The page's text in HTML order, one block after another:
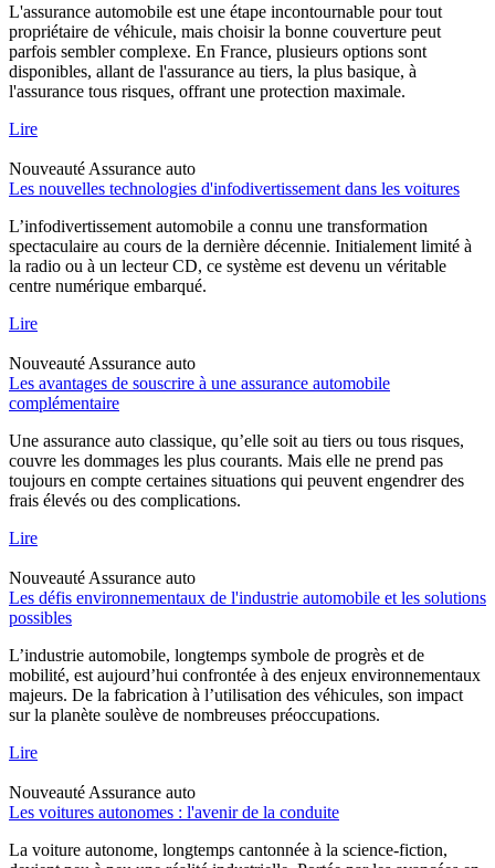
L'assurance automobile est une étape incontournable pour tout
propriétaire de véhicule, mais choisir la bonne couverture peut
parfois sembler complexe. En France, plusieurs options sont
disponibles, allant de l'assurance au tiers, la plus basique, à
l'assurance tous risques, offrant une protection maximale.
Lire
Nouveauté Assurance auto
Les nouvelles technologies d'infodivertissement dans les voitures
L’infodivertissement automobile a connu une transformation
spectaculaire au cours de la dernière décennie. Initialement limité à
la radio ou à un lecteur CD, ce système est devenu un véritable
centre numérique embarqué.
Lire
Nouveauté Assurance auto
Les avantages de souscrire à une assurance automobile
complémentaire
Une assurance auto classique, qu’elle soit au tiers ou tous risques,
couvre les dommages les plus courants. Mais elle ne prend pas
toujours en compte certaines situations qui peuvent engendrer des
frais élevés ou des complications.
Lire
Nouveauté Assurance auto
Les défis environnementaux de l'industrie automobile et les solutions
possibles
L’industrie automobile, longtemps symbole de progrès et de
mobilité, est aujourd’hui confrontée à des enjeux environnementaux
majeurs. De la fabrication à l’utilisation des véhicules, son impact
sur la planète soulève de nombreuses préoccupations.
Lire
Nouveauté Assurance auto
Les voitures autonomes : l'avenir de la conduite
La voiture autonome, longtemps cantonnée à la science-fiction,